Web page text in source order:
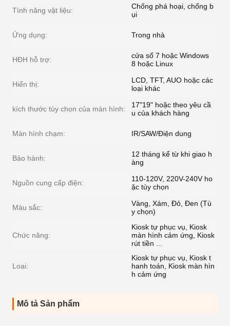
Tính năng vật liệu:
Chống phá hoại, chống b
ụi
Ứng dụng: Trong nhà
HĐH hỗ trợ:
cửa sổ 7 hoặc Windows
8 hoặc Linux
Hiển thị:
LCD, TFT, AUO hoặc các
loại khác
kích thước tùy chọn của màn hình:
17"19" hoặc theo yêu cầ
u của khách hàng
Màn hình chạm: IR/SAW/Điện dung
Bảo hành:
12 tháng kể từ khi giao h
àng
Nguồn cung cấp điện:
110-120V, 220V-240V ho
ặc tùy chọn
Màu sắc:
Vàng, Xám, Đỏ, Đen (Tù
y chọn)
Chức năng:
Kiosk tự phục vụ, Kiosk
màn hình cảm ứng, Kiosk
rút tiền ...
Loại:
Kiosk tự phục vụ, Kiosk t
hanh toán, Kiosk màn hìn
h cảm ứng
Mô tả Sản phẩm